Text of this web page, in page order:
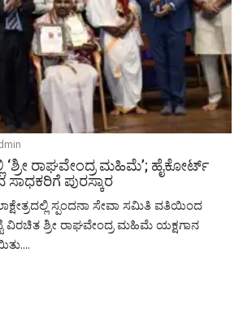
‘ಶ್ರೀ ರಾಘವೇಂದ್ರ ಮಹಿಮೆ’; ಹೈಕೋರ್ಟ್
ಪುರಸ್ಕಾರ
ಸ್ಪಂದನಾ ಸೇವಾ ಸಮಿತಿ ವತಿಯಿಂದ
ವಿರಚಿತ ಶ್ರೀ ರಾಘವೇಂದ್ರ ಮಹಿಮೆ ಯಕ್ಷಗಾನ